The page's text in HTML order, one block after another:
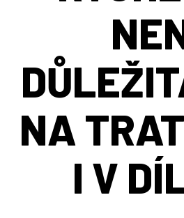
NA
I V